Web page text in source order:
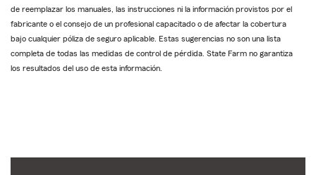
de reemplazar los manuales, las instrucciones ni la información provistos por el
fabricante o el consejo de un profesional capacitado o de afectar la cobertura
bajo cualquier póliza de seguro aplicable. Estas sugerencias no son una lista
completa de todas las medidas de control de pérdida. State Farm no garantiza
los resultados del uso de esta información.